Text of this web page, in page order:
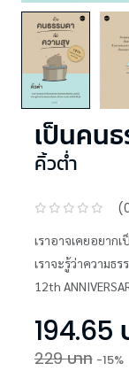
เป็นคน
คิ้วต่ำ
(
เราอาจเคยอยาก
เราจะรู้ว่าความธ
12th
194.65
229บาท -15%